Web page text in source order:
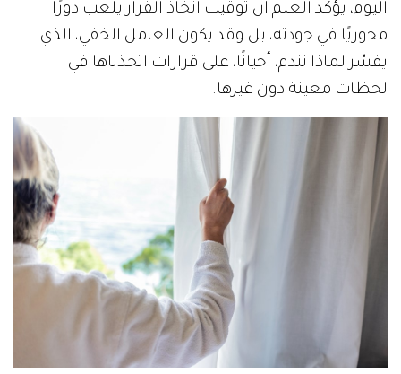
اليوم، يؤكد العلم أن توقيت اتخاذ القرار يلعب دورًا
محوريًا في جودته، بل وقد يكون العامل الخفي، الذي
يفسّر لماذا نندم، أحيانًا، على قرارات اتخذناها في
لحظات معينة دون غيرها.